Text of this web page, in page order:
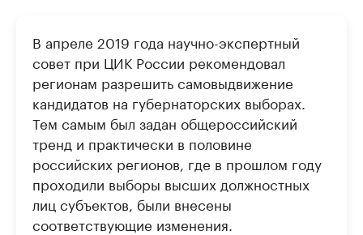
В апреле 2019 года научно-экспертный
совет при ЦИК России рекомендовал
регионам разрешить самовыдвижение
кандидатов на губернаторских выборах.
Тем самым был задан общероссийский
тренд и практически в половине
российских регионов, где в прошлом году
проходили выборы высших должностных
лиц субъектов, были внесены
соответствующие изменения.